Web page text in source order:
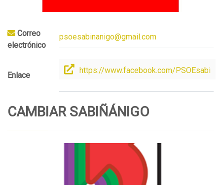
Correo
electrónico
psoesabinanigo@gmail.com
Enlace
https://www.facebook.com/PSOEsabi
CAMBIAR SABIÑÁNIGO